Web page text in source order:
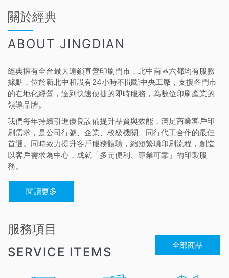
關於經典
ABOUT JINGDIAN
經典擁有全台最大連鎖直營印刷門市，北中南區六都均有服務
據點，位於新北中和設有24小時不間斷中央工廠，支援各門市
的在地化經營，達到快速便捷的即時服務，為數位印刷產業的
領導品牌。
我們每年持續引進優良設備提升品質與效能，滿足商業客戶印
刷需求，是公司行號、企業、校級機關、同行代工合作的最佳
首選。同時致力提升客戶服務體驗，縮短繁瑣印刷流程，創造
以客戶需求為中心，成就「多元便利、專業可靠」的印製服
務。
閱讀更多
服務項目
SERVICE ITEMS
全部商品